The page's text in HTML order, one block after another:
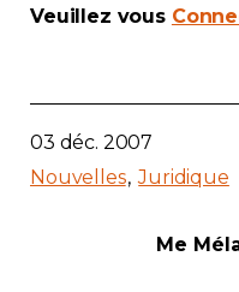
Zone Membres
Veuillez vous
03 déc. 2007
Nouvelles Juridique
Me